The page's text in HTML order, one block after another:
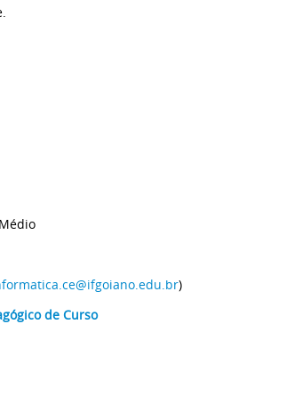
)
de Curso